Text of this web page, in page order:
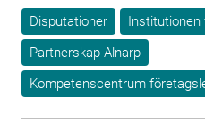
Disputationer
Institutionen
Partnerskap Alnarp
Kompetenscentrum